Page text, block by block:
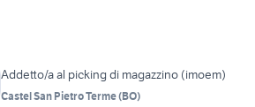
Addetto/a al picking di magazzino (imoem)
Castel San Pietro Terme(BO)